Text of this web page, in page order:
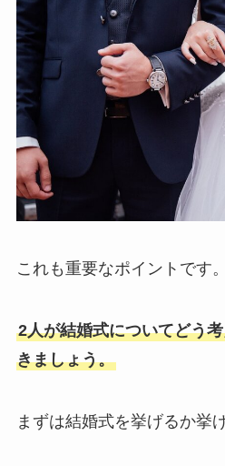
これも重要なポイントです。
2人が結婚式についてどう
きましょう。
まずは結婚式を挙げるか挙